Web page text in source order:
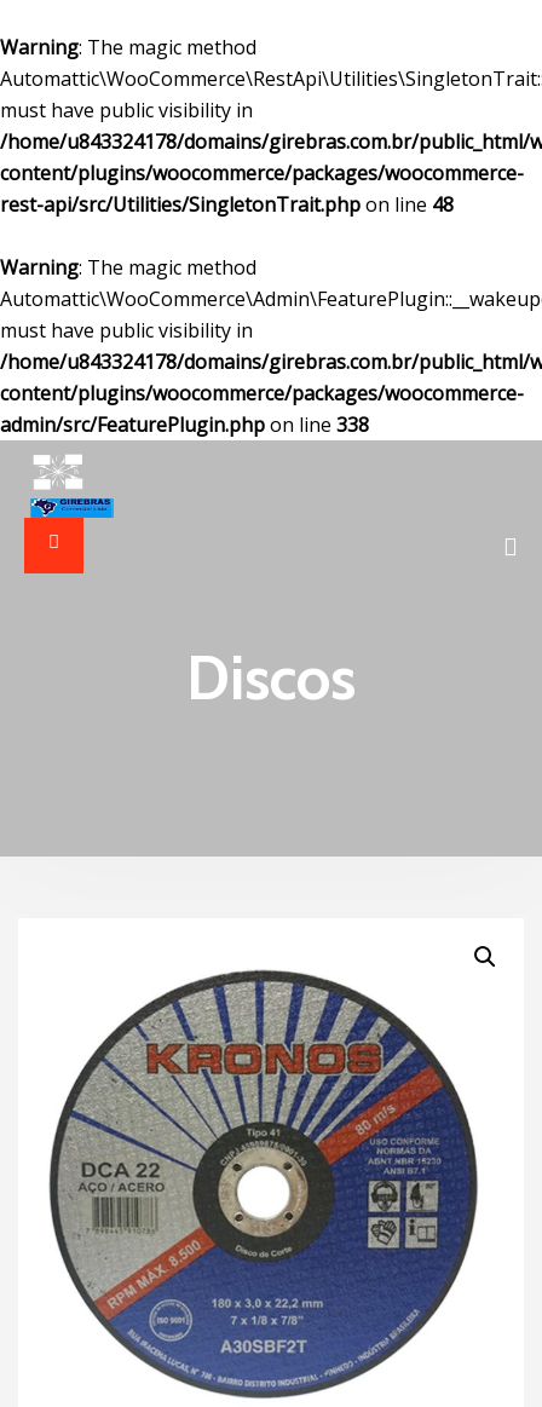
Warning: The magic method
must have public visibility in
/home/u843324178/domains/girebras.com.br/public_html/
content/plugins/woocommerce/packages/woocommerce-
rest-api/src/Utilities/SingletonTrait.phpon line 48
Warning: The magic method
must have public visibility in
/home/u843324178/domains/girebras.com.br/public_html/
content/plugins/woocommerce/packages/woocommerce-
admin/src/FeaturePlugin.phpon line 338
Discos